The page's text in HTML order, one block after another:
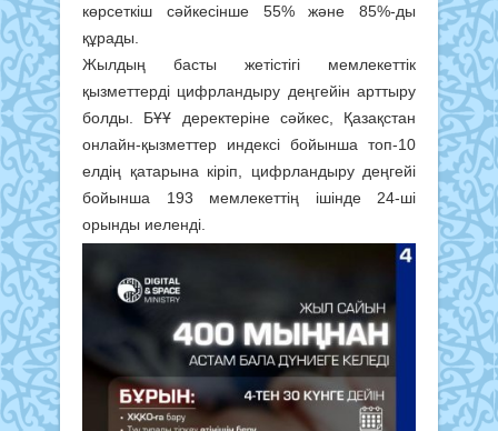
көрсеткіш сәйкесінше 55% және 85%-ды
құрады.
Жылдың басты жетістігі мемлекеттік
қызметтерді цифрландыру деңгейін арттыру
болды. БҰҰ деректеріне сәйкес, Қазақстан
онлайн-қызметтер индексі бойынша топ-10
елдің қатарына кіріп, цифрландыру деңгейі
бойынша 193 мемлекеттің ішінде 24-ші
орынды иеленді.